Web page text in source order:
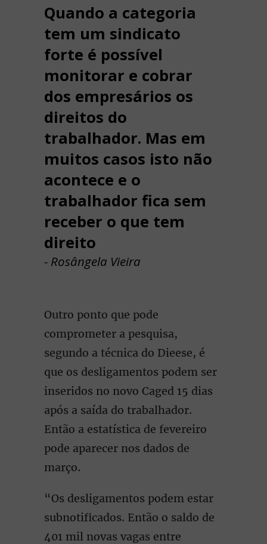
Quando a categoria
tem um sindicato
forte é possível
monitorar e cobrar
dos empresários os
direitos do
trabalhador. Mas em
muitos casos isto não
acontece e o
trabalhador fica sem
receber o que tem
direito
- Rosângela Vieira
Outro ponto que pode
comprometer a pesquisa,
segundo a técnica do Dieese, é
que os desligamentos podem ser
inseridos no novo Caged 15 dias
após a saída do trabalhador.
Então a estatística de fevereiro
pode aparecer nos dados de
março.
“Os desligamentos podem estar
subnotificados. Então o saldo de
401 mil novas vagas entre